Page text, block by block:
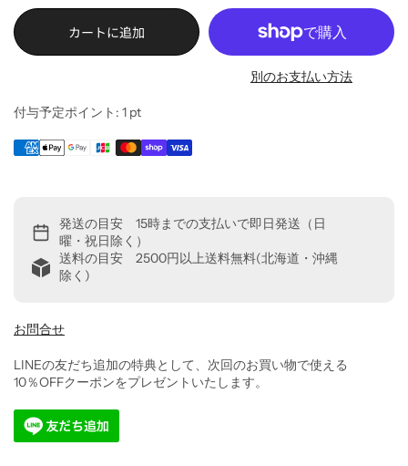
カートに追加
別のお支払い方法
付与予定ポイント: 1 pt
発送の目安 15時までの支払いで即日発送（日
曜・祝日除く）
送料の目安 2500円以上送料無料(北海道・沖縄
除く)
お問合せ
LINEの友だち追加の特典として、次回のお買い物で使える
10％OFFクーポンをプレゼントいたします。